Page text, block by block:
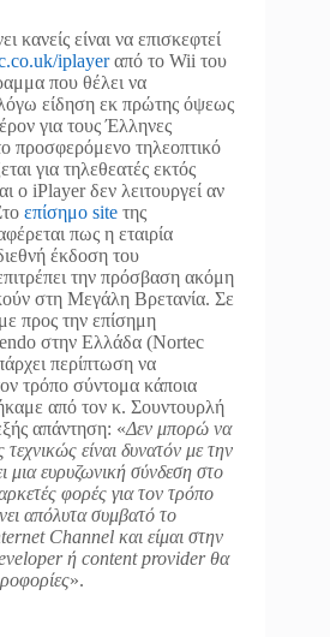
κανείς είναι να επισκεφτεί
iplayerαπό το Wii του
που θέλει να
είδηση εκ πρώτης όψεως
για τους Έλληνες
προσφερόμενο τηλεοπτικό
για τηλεθεατές εκτός
ο iPlayer δεν λειτουργεί αν
επίσημο site της
πως η εταιρία
έκδοση του
την πρόσβαση ακόμη
στη Μεγάλη Βρετανία. Σε
προς την επίσημη
στην Ελλάδα (Nortec
περίπτωση να
τρόπο σύντομα κάποια
από τον κ. Σουντουρλή
απάντηση: «Δεν μπορώ να
είναι δυνατόν με την
ευρυζωνική σύνδεση στο
φορές για τον τρόπο
απόλυτα συμβατό το
Channel και είμαι στην
ή content provider θα
».